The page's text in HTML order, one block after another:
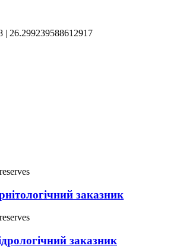
| 26.299239588612917
заказник
заказник